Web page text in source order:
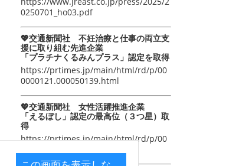
0250701_ho03.pdf
💖交通新聞社 不妊治療と仕事の両立支
援に取り組む先進企業
「プラチナくるみんプラス」認定を取得
https://prtimes.jp/main/html/rd/p/00
0000121.000050139.html
💖交通新聞社 女性活躍推進企業
「えるぼし」認定の最高位（３つ星）取
得
https://prtimes.jp/main/html/rd/p/00